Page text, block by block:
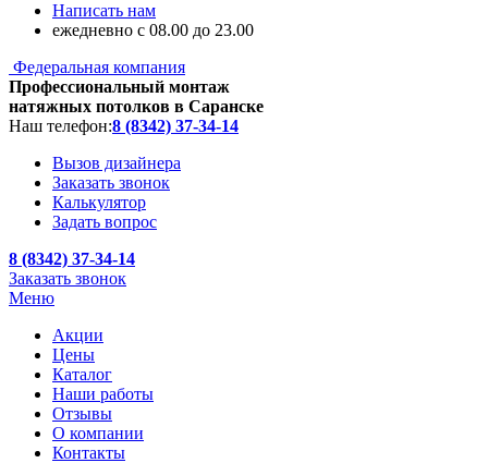
Написать нам
ежедневно с 08.00 до 23.00
Федеральная компания
Профессиональный монтаж
натяжных потолков в Саранске
Наш телефон:8 (8342) 37-34-14
Вызов дизайнера
Заказать звонок
Калькулятор
Задать вопрос
8 (8342) 37-34-14
Заказать звонок
Меню
Акции
Цены
Каталог
Наши работы
Отзывы
О компании
Контакты